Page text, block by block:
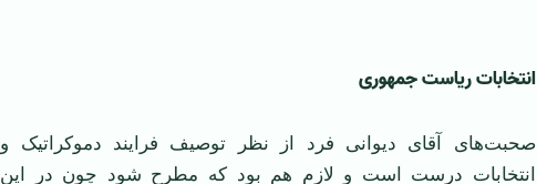
انتخابات ریاست جمهوری
صحبت‌های آقای دیوانی فرد از نظر توصیف فرایند دموکراتیک و
انتخابات درست است و لازم هم بود که مطرح شود چون در این